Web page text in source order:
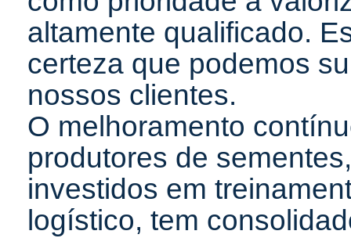
altamente qualificado.
certeza que podemos
nossos clientes.
O melhoramento
produtores de
investidos em
logístico, tem